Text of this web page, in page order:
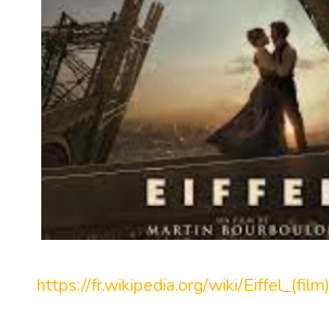
https://fr.wikipedia.org/wiki/Eiffel_(film)